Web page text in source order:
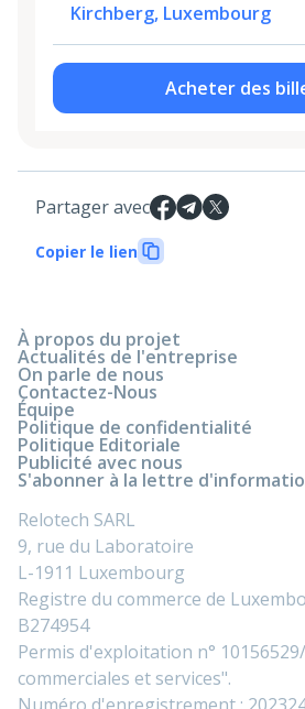
Kirchberg, Luxembourg
Acheter des
Partager avec
Copier le lien
À propos du projet
Actualités de l'entreprise
On parle de nous
Contactez-Nous
Équipe
Politique de confidentialité
Politique Editoriale
Publicité avec nous
S'abonner à la lettre
Relotech SARL
9, rue du Laboratoire
L-1911 Luxembourg
Registre du commerce de
B274954
Permis d'exploitation n°
commerciales et services".